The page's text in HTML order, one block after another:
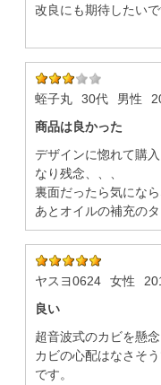
改良にも期待したいで
蛭子丸 30代 男性
商品は良かった
デザインに惚れて購
なり残念、、、
裏面だったら気にな
あとオイルの補充の
ヤスヨ0624 女性
良い
超音波式のカビを懸
カビの心配はなさそ
です。